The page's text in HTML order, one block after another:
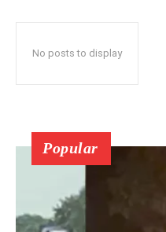
No posts to display
Popular